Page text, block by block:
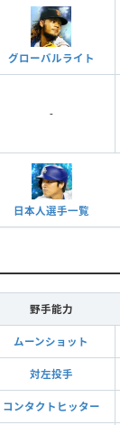
グローバルライト
-
日本人選手一覧
野手能力
ムーンショット
対左投手
コンタクトヒッター